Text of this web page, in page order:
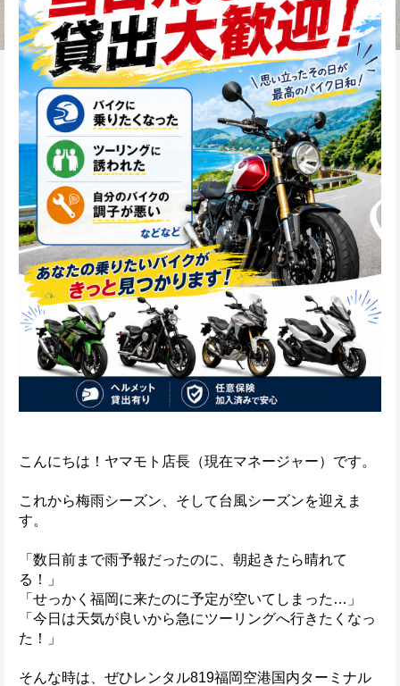
こんにちは！ヤマモト店長（現在マネージャー）です。
これから梅雨シーズン、そして台風シーズンを迎えま
す。
「数日前まで雨予報だったのに、朝起きたら晴れて
る！」
「せっかく福岡に来たのに予定が空いてしまった…」
「今日は天気が良いから急にツーリングへ行きたくなっ
た！」
そんな時は、ぜひレンタル819福岡空港国内ターミナル